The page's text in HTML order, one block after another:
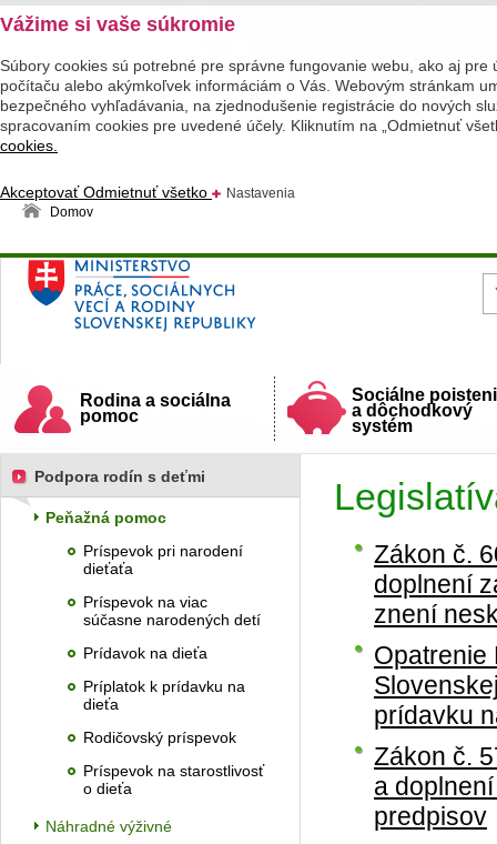
Vážime si vaše súkromie
Súbory cookies sú potrebné pre správne fungovanie webu, ako aj
počítaču alebo akýmkoľvek informáciám o Vás. Webovým stránkam
bezpečného vyhľadávania, na zjednodušenie registrácie do nových
spracovaním cookies pre uvedené účely. Kliknutím na „Odmietnuť
cookies.
AkceptovaťOdmietnuť všetko
Nastavenia
Domov
Ministerstvo práce, sociálnych vecí a rodiny
Slovenskej republiky
Rodina a sociálna
pomoc
Sociálne
a dôchodkový
systém
Zákon č.
doplnení
znení
Opatrenie
prídavku
Zákon č.
a
predpisov
Podpora rodín s deťmi
Peňažná pomoc
Príspevok pri narodení
dieťaťa
Príspevok na viac
súčasne narodených detí
Prídavok na dieťa
Príplatok k prídavku na
dieťa
Rodičovský príspevok
Príspevok na starostlivosť
o dieťa
Náhradné výživné